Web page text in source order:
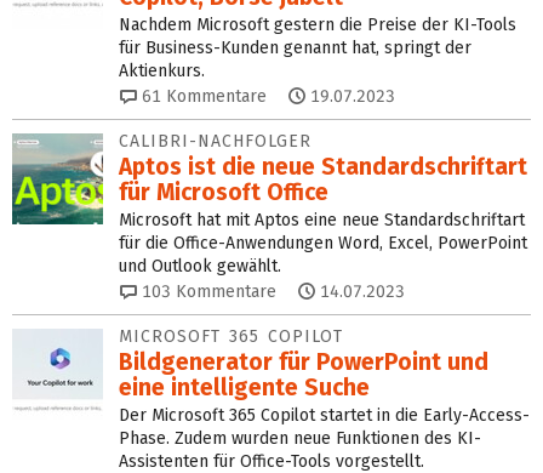
Nachdem Microsoft gestern die Preise der KI-Tools
für Business-Kunden genannt hat, springt der
Aktienkurs.
61 Kommentare 19.07.2023
CALIBRI-NACHFOLGER
Aptos ist die neue Standardschriftart
für Microsoft Office
Microsoft hat mit Aptos eine neue Standardschriftart
für die Office-Anwendungen Word, Excel, PowerPoint
und Outlook gewählt.
103 Kommentare 14.07.2023
MICROSOFT 365 COPILOT
Bildgenerator für PowerPoint und
eine intelligente Suche
Der Microsoft 365 Copilot startet in die Early-Access-
Phase. Zudem wurden neue Funktionen des KI-
Assistenten für Office-Tools vorgestellt.